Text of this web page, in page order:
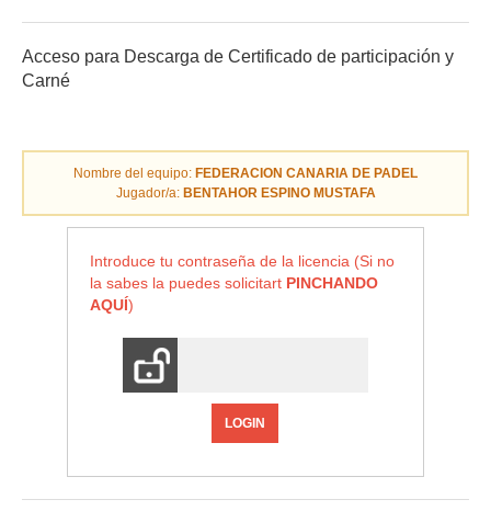
Acceso para Descarga de Certificado de participación y
Carné
Nombre del equipo: FEDERACION CANARIA DE PADEL
Jugador/a: BENTAHOR ESPINO MUSTAFA
Introduce tu contraseña de la licencia (Si no
la sabes la puedes solicitart PINCHANDO
AQUÍ)
LOGIN